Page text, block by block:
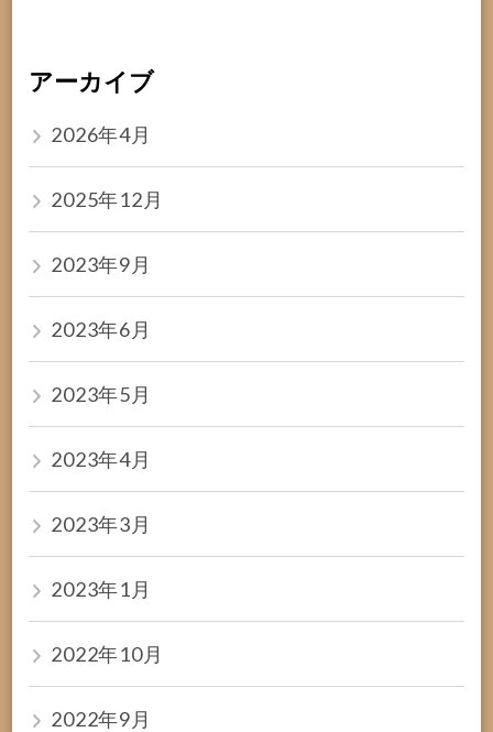
アーカイブ
2026年4月
2025年12月
2023年9月
2023年6月
2023年5月
2023年4月
2023年3月
2023年1月
2022年10月
2022年9月